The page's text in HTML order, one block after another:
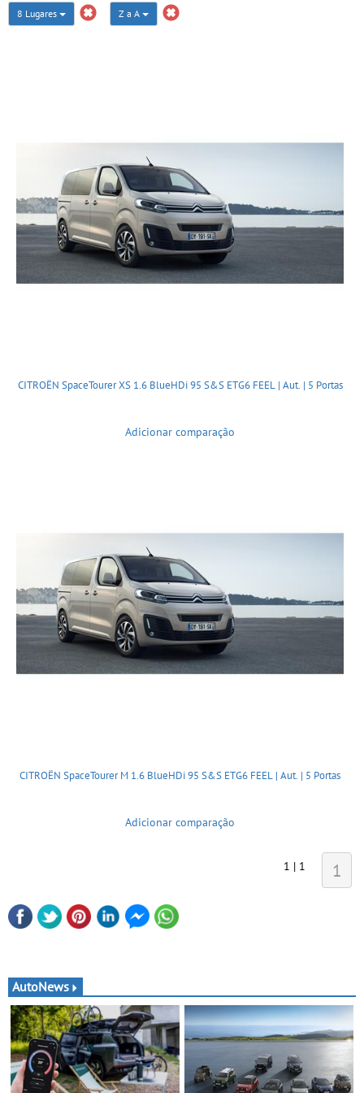
8 Lugares Z a A
CITROËN SpaceTourer XS 1.6 BlueHDi 95 S&S ETG6 FEEL | Aut. | 5 Portas
Adicionar comparação
CITROËN SpaceTourer M 1.6 BlueHDi 95 S&S ETG6 FEEL | Aut. | 5 Portas
Adicionar comparação
1 | 1 1
AutoNews